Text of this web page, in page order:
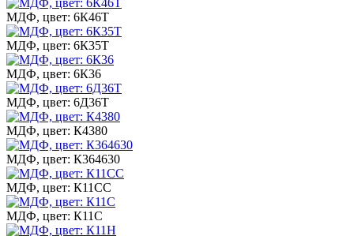
МДФ, цвет: 6К46Т
МДФ, цвет: 6К35Т
МДФ, цвет: 6К36
МДФ, цвет: 6Д36Т
МДФ, цвет: К4380
МДФ, цвет: К364630
МДФ, цвет: К11СС
МДФ, цвет: К11С